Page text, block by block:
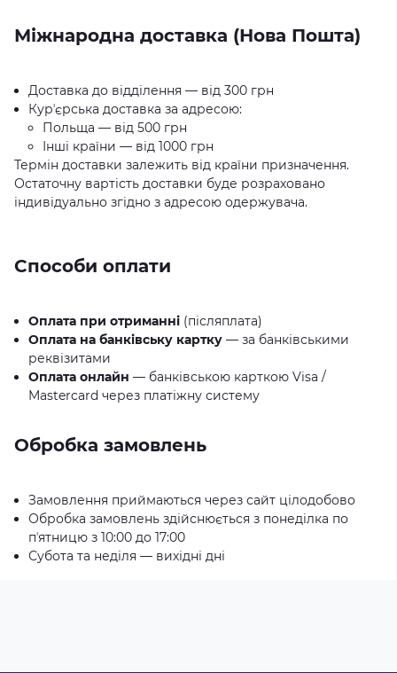
Міжнародна доставка (Нова Пошта)
Доставка до відділення — від 300 грн
Курʼєрська доставка за адресою:
Польща — від 500 грн
Інші країни — від 1000 грн
Термін доставки залежить від країни призначення.
Остаточну вартість доставки буде розраховано
індивідуально згідно з адресою одержувача.
Способи оплати
Оплата при отриманні (післяплата)
Оплата на банківську картку — за банківськими
реквізитами
Оплата онлайн — банківською карткою Visa /
Mastercard через платіжну систему
Обробка замовлень
Замовлення приймаються через сайт цілодобово
Обробка замовлень здійснюється з понеділка по
пʼятницю з 10:00 до 17:00
Субота та неділя — вихідні дні